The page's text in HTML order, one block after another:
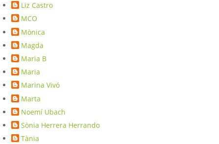
Liz Castro
MCO
Mònica
Magda
Maria B
Maria
Marina Vivó
Marta
Noemí Ubach
Sònia Herrera Herrando
Tània